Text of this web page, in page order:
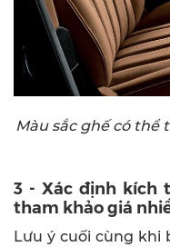
Màu sắc ghế có thể
3 - Xác định kích
tham khảo giá
Lưu ý cuối cùng khi